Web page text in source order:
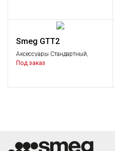
Smeg GTT2
Аксессуары Стандартный,
Аксессуары
Под заказ